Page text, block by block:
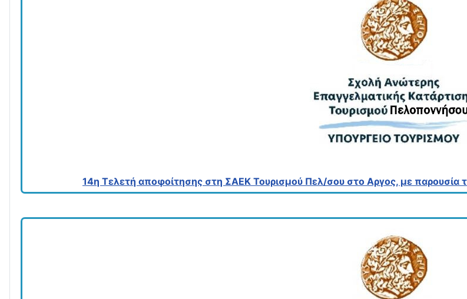
14η Τελετή αποφοίτησης στη ΣΑΕΚ Τουρισμού Πελ/σου στο Αργος, με